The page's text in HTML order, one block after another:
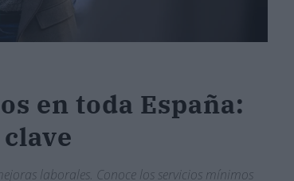
en toda España:
laborales. Conoce los servicios mínimos